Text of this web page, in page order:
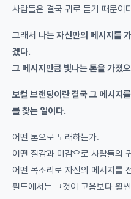
사람들은 결국 귀로 듣기 때문이
그래서 나는 자신만의 메시지를
겠다.
그 메시지만큼 빛나는 톤을 가졌
보컬 브랜딩이란 결국 그 메시지
를 찾는 일이다.
어떤 톤으로 노래하는가.
어떤 질감과 미감으로 사람들의
어떤 목소리로 자신의 메시지를
필드에서는 그것이 고음보다 훨